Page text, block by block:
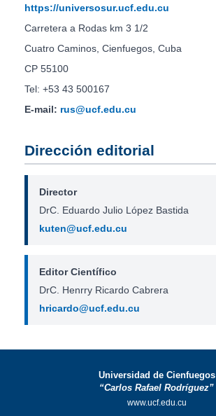
https://universosur.ucf.edu.cu
Carretera a Rodas km 3 1/2
Cuatro Caminos, Cienfuegos, Cuba
CP 55100
Tel: +53 43 500167
E-mail: rus@ucf.edu.cu
Dirección editorial
Director
DrC. Eduardo Julio López Bastida
kuten@ucf.edu.cu
Editor Científico
DrC. Henrry Ricardo Cabrera
hricardo@ucf.edu.cu
Universidad de Cienfuegos
“Carlos Rafael Rodríguez”
www.ucf.edu.cu